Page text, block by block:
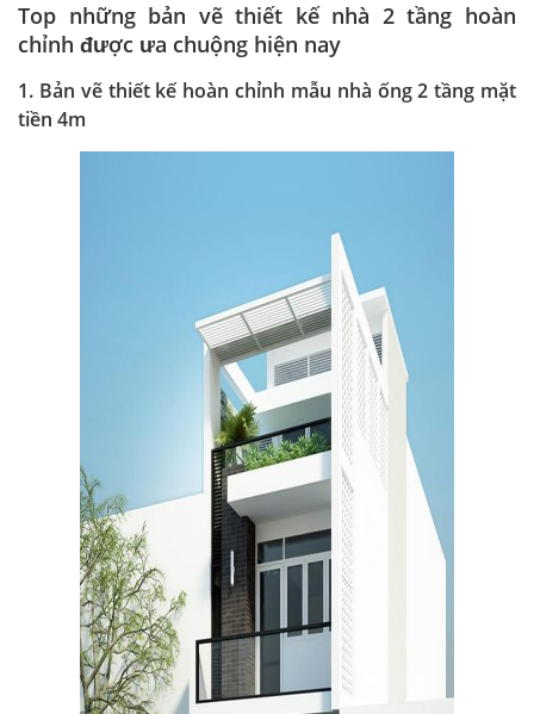
Top những bản vẽ thiết kế nhà 2 tầng hoàn
chỉnh được ưa chuộng hiện nay
1. Bản vẽ thiết kế hoàn chỉnh mẫu nhà ống 2 tầng mặt
tiền 4m